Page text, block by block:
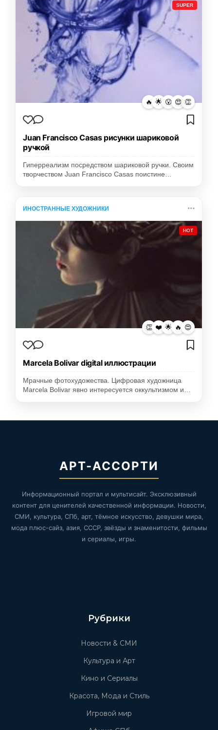
SUPER
🔥 🌟 😮 😍 👏
Juan Francisco Casas рисунки шариковой
ручкой
Гиперреализм посредством шариковой ручки. Своим
творчеством Juan Francisco Casas поистине…
ИНОСТРАННЫЕ ХУДОЖНИКИ
HOT
👏 ❤️ 🌟 🔥 😍
Marcela Bolivar digital иллюстрации
Мрачные фотохудожества. Цифровая художница
Marcela Bolivar явно интересуется оккультизмом и…
АРТ-АССОРТИ
Информационный портал и мультисайт. Эксклюзивный
контент для ценителей качественной информации. Новости,
СМИ, культура, СПб, арт, тёмное искусство, девушки мира,
мода плюс-сайз, азия, СССР, звёзды и знаменитости, фильмы
и сериалы, игры.
Рубрики
Новости & СМИ
Культура и Арт
Кино и Сериалы
Красота, Мода и Стиль
Игровой мир